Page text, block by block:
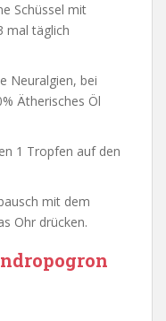
Schüssel mit
mal täglich
Neuralgien, bei
Ätherisches Öl
1 Tropfen auf den
mit dem
Ohr drücken.